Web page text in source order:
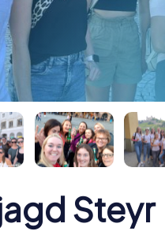
Steyr